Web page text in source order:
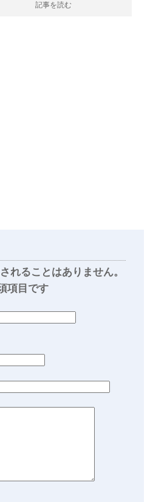
記事を読む
れることはありません。
項目です